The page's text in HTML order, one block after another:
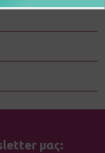
μας: